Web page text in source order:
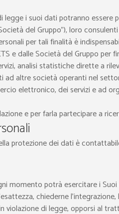
legge i suoi dati potranno
del Gruppo”), loro
per tali finalità è
e dalle Società del Gruppo per
analisi statistiche dirette a
altre società operanti nel
elettronico, dei servizi e ad
e per farla partecipare a
protezione dei dati è
momento potrà esercitare i
chiederne
di legge, opporsi al